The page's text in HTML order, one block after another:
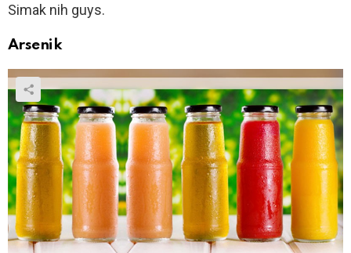
Simak nih guys.
Arsenik